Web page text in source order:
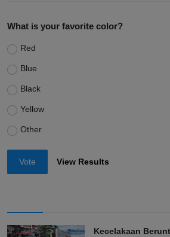
What is your favorite color?
Red
Blue
Black
Yellow
Other
Vote View Results
Kecelakaan